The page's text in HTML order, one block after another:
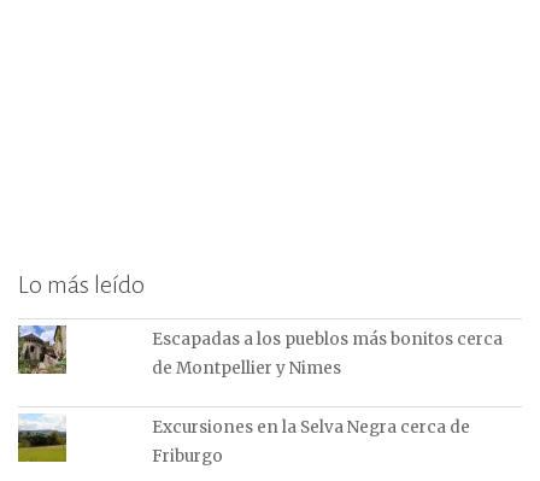
Lo más leído
Escapadas a los pueblos más bonitos cerca
de Montpellier y Nimes
Excursiones en la Selva Negra cerca de
Friburgo